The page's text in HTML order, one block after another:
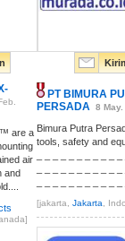
are a
air
and
PT BIMURA
PERSADA 8
Bimura Putra
tools, safety and
[jakarta,Jakarta ,